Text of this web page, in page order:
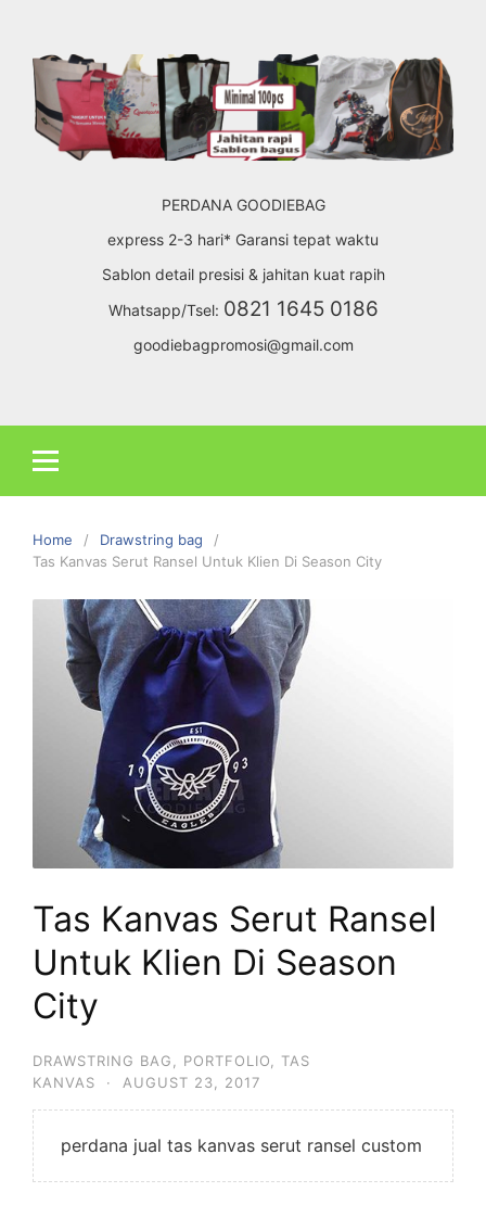
content
PERDANA GOODIEBAG
express 2-3 hari* Garansi tepat waktu
Sablon detail presisi & jahitan kuat rapih
Whatsapp/Tsel: 0821 1645 0186
goodiebagpromosi@gmail.com
Home
Drawstring bag
Tas Kanvas Serut Ransel Untuk Klien Di Season City
Tas Kanvas Serut Ransel
Untuk Klien Di Season
City
DRAWSTRING BAG PORTFOLIO
TAS
KANVAS
· AUGUST 23, 2017
perdana jual tas kanvas serut ransel custom